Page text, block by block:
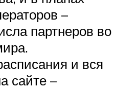
–
партнеров во
и вся
сайте –